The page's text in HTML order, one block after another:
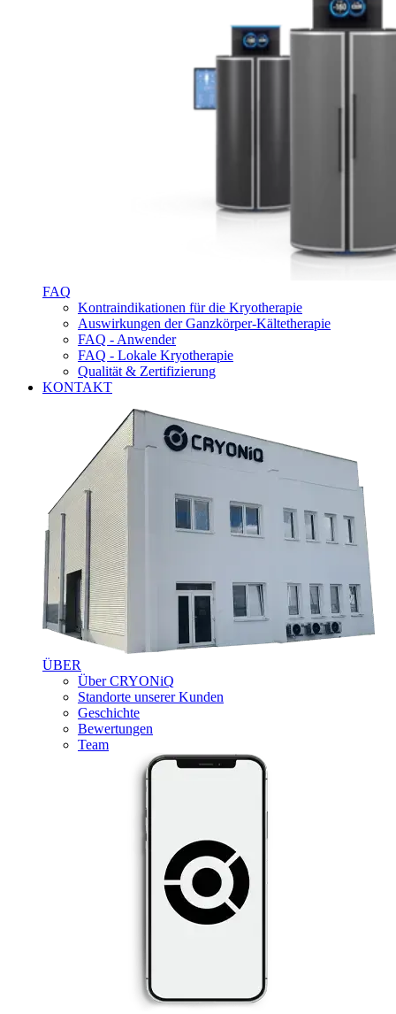
FAQ
Kontraindikationen für die Kryotherapie
Auswirkungen der Ganzkörper-Kältetherapie
FAQ - Anwender
FAQ - Lokale Kryotherapie
Qualität & Zertifizierung
KONTAKT
ÜBER
Über CRYONiQ
Standorte unserer Kunden
Geschichte
Bewertungen
Team